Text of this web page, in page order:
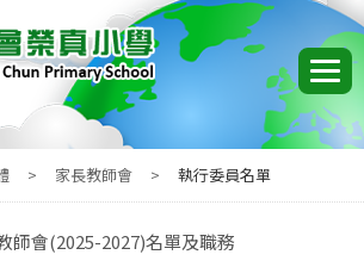
> 家長教師會 > 執行委員名單
師會(2025-2027)名單及職務